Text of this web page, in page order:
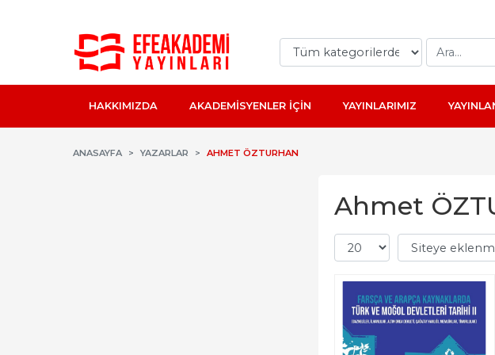
HAKKIMIZDA AKADEMİSYENLER İÇİN YAYINLARIMIZ
ANASAYFA YAZARLAR AHMET ÖZTURHAN
Ahmet
-%10